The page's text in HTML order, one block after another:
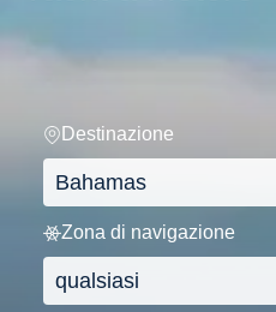
Destinazione
Zona di navigazione